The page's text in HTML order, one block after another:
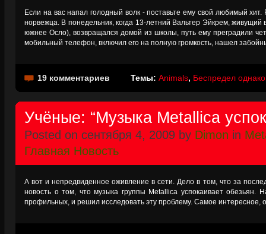
Если на вас напал голодный волк - поставьте ему свой любимый
норвежца. В понедельник, когда 13-летний Вальтер Эйкрем, живущий
южнее Осло), возвращался домой из школы, путь ему преградили
мобильный телефон, включил его на полную громкость, нашел
19 комментариев Темы: Animals, Беспредел однако
Учёные: “Музыка Metallica
Posted on сентября 4, 2009 by Dimon in
Главная Новость
А вот и непредвиденное оживление в сети. Дело в том, что за
новость о том, что музыка группы Metallica успокаивает обезьян.
профильных, и решил исследовать эту проблему. Самое интересное,